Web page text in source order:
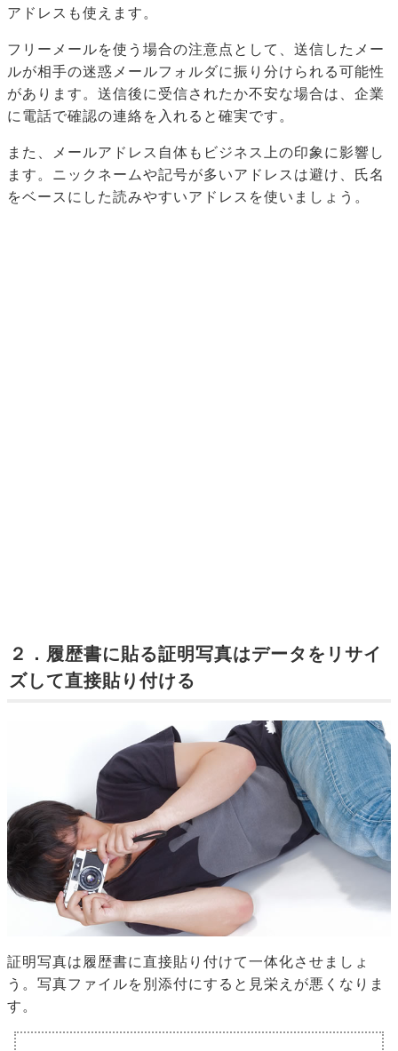
アドレスも使えます。
フリーメールを使う場合の注意点として、送信したメー
ルが相手の迷惑メールフォルダに振り分けられる可能性
があります。送信後に受信されたか不安な場合は、企業
に電話で確認の連絡を入れると確実です。
また、メールアドレス自体もビジネス上の印象に影響し
ます。ニックネームや記号が多いアドレスは避け、氏名
をベースにした読みやすいアドレスを使いましょう。
２．履歴書に貼る証明写真はデータをリサイ
ズして直接貼り付ける
証明写真は履歴書に直接貼り付けて一体化させましょ
う。写真ファイルを別添付にすると見栄えが悪くなりま
す。